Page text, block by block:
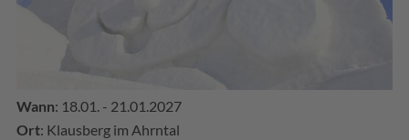
Wann: 18.01. - 21.01.2027
Ort: Klausberg im Ahrntal